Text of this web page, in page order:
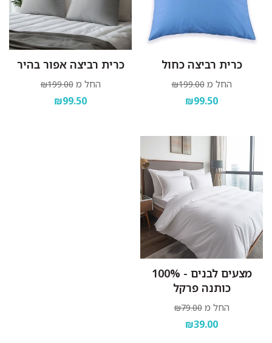
כרית רביצה כחול
החל מ ₪199.00
₪99.50
כרית רביצה אפור בהיר
החל מ ₪199.00
₪99.50
מצעים לבנים - 100%
כותנה פרקל
החל מ ₪79.00
₪39.00